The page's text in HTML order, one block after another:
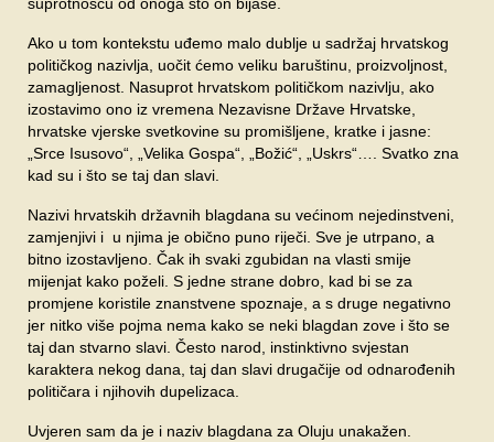
suprotnošću od onoga što on bijaše.
Ako u tom kontekstu uđemo malo dublje u sadržaj hrvatskog
političkog nazivlja, uočit ćemo veliku baruštinu, proizvoljnost,
zamagljenost. Nasuprot hrvatskom političkom nazivlju, ako
izostavimo ono iz vremena Nezavisne Države Hrvatske,
hrvatske vjerske svetkovine su promišljene, kratke i jasne:
„Srce Isusovo“, „Velika Gospa“, „Božić“, „Uskrs“…. Svatko zna
kad su i što se taj dan slavi.
Nazivi hrvatskih državnih blagdana su većinom nejedinstveni,
zamjenjivi i u njima je obično puno riječi. Sve je utrpano, a
bitno izostavljeno. Čak ih svaki zgubidan na vlasti smije
mijenjat kako poželi. S jedne strane dobro, kad bi se za
promjene koristile znanstvene spoznaje, a s druge negativno
jer nitko više pojma nema kako se neki blagdan zove i što se
taj dan stvarno slavi. Često narod, instinktivno svjestan
karaktera nekog dana, taj dan slavi drugačije od odnarođenih
političara i njihovih dupelizaca.
Uvjeren sam da je i naziv blagdana za Oluju unakažen.